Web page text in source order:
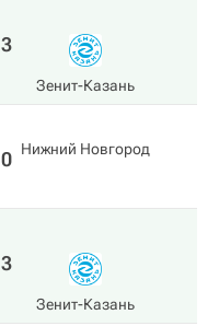
3
Зенит-Казань
0 Нижний Новгород
3
Зенит-Казань